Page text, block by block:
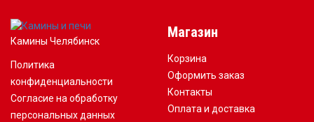
Камины Челябинск
Политика
конфиденциальности
Согласие на обработку
персональных данных
Магазин
Корзина
Оформить заказ
Контакты
Оплата и доставка